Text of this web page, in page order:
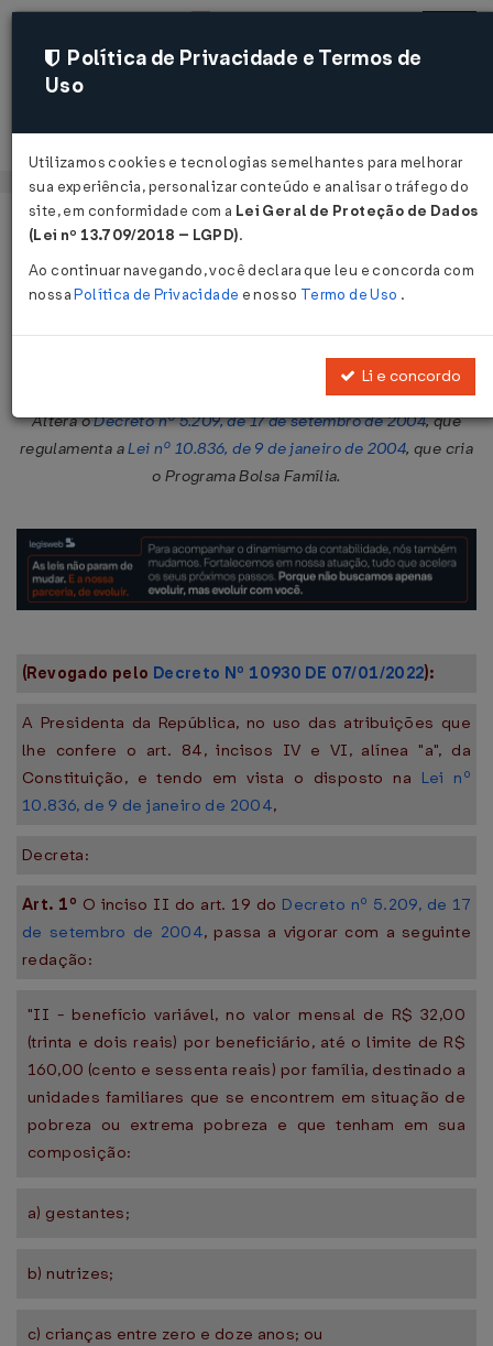
Acessar
Página Inicial Legislações
Decreto Nº 7494 DE 02/06/2011
Publicado no DOU em 3 jun 2011
Altera oDecreto nº 5.209, de 17 de setembro de 2004, que
regulamenta aLei nº 10.836, de 9 de janeiro de 2004, que cria
o Programa Bolsa Família.
(Revogado pelo Decreto Nº 10930 DE 07/01/2022):
A Presidenta da República, no uso das atribuições que
lhe confere o art. 84, incisos IV e VI, alínea "a", da
Constituição, e tendo em vista o disposto na Lei nº
10.836, de 9 de janeiro de 2004,
Decreta:
Art. 1º O inciso II do art. 19 do Decreto nº 5.209, de 17
de setembro de 2004, passa a vigorar com a seguinte
redação:
"II - benefício variável, no valor mensal de R$ 32,00
(trinta e dois reais) por beneficiário, até o limite de R$
160,00 (cento e sessenta reais) por família, destinado a
unidades familiares que se encontrem em situação de
pobreza ou extrema pobreza e que tenham em sua
composição:
a) gestantes;
b) nutrizes;
c) crianças entre zero e doze anos; ou
Política de Privacidade e Termos de
Uso
Utilizamos cookies e tecnologias semelhantes para melhorar
sua experiência, personalizar conteúdo e analisar o tráfego do
site, em conformidade com a Lei Geral de Proteção de Dados
(Lei nº 13.709/2018 – LGPD).
Ao continuar navegando, você declara que leu e concorda com
nossaPolítica de Privacidade e nosso Termo de Uso .
Li e concordo